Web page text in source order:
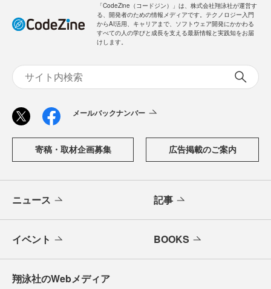
「CodeZine（コードジン）」は、株式会社翔泳社が運営す
る、開発者のための情報メディアです。テクノロジー入門
からAI活用、キャリアまで、ソフトウェア開発にかかわる
すべての人の学びと成長を支える最新情報と実践知をお届
けします。
メールバックナンバー
寄稿・取材企画募集 広告掲載のご案内
ニュース 記事
イベント BOOKS
翔泳社のWebメディア